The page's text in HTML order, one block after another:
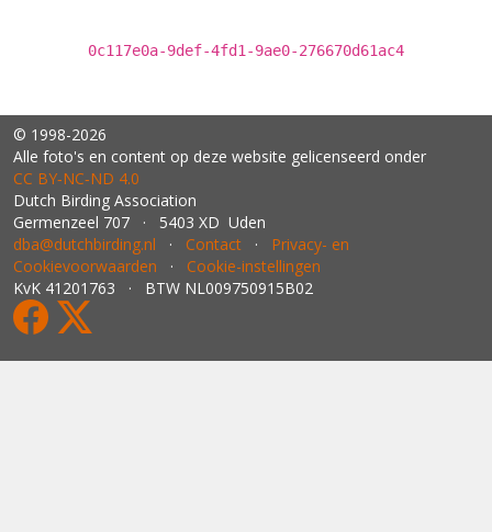
0c117e0a-9def-4fd1-9ae0-276670d61ac4
© 1998-2026
Alle foto's en content op deze website gelicenseerd onder
CC BY‑NC‑ND 4.0
Dutch Birding Association
Germenzeel 707 · 5403 XD Uden
dba@dutchbirding.nl · Contact · Privacy- en
Cookievoorwaarden · Cookie-instellingen
KvK 41201763 · BTW NL009750915B02